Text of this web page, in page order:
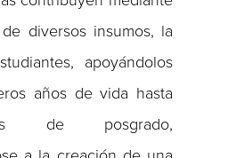
diversos insumos, la
apoyándolos
años de vida hasta
de posgrado,